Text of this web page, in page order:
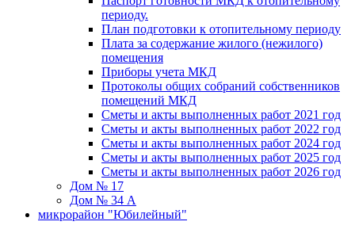
периоду.
План подготовки к отопительному периоду
Плата за содержание жилого (нежилого)
помещения
Приборы учета МКД
Протоколы общих собраний собственников
помещений МКД
Сметы и акты выполненных работ 2021 год
Сметы и акты выполненных работ 2022 год
Сметы и акты выполненных работ 2024 год
Сметы и акты выполненных работ 2025 год
Сметы и акты выполненных работ 2026 год
Дом № 17
Дом № 34 А
микрорайон "Юбилейный"